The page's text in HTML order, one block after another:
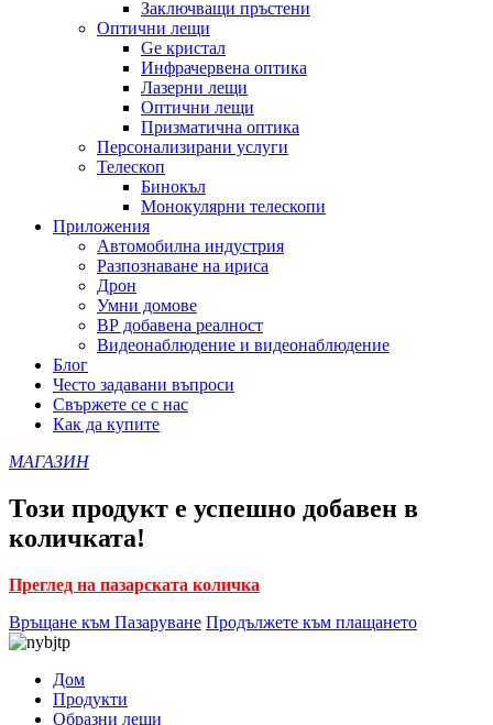
Заключващи пръстени
Оптични лещи
Ge кристал
Инфрачервена оптика
Лазерни лещи
Оптични лещи
Призматична оптика
Персонализирани услуги
Телескоп
Бинокъл
Монокулярни телескопи
Приложения
Автомобилна индустрия
Разпознаване на ириса
Дрон
Умни домове
ВР добавена реалност
Видеонаблюдение и видеонаблюдение
Блог
Често задавани въпроси
Свържете се с нас
Как да купите
МАГАЗИН
Този продукт е успешно добавен в
количката!
Преглед на пазарската количка
Връщане към Пазаруване Продължете към плащането
Дом
Продукти
Образни лещи